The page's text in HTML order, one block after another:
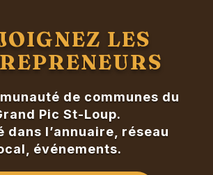
LES
de communes du
Pic St-Loup.
dans l’annuaire, réseau
événements.